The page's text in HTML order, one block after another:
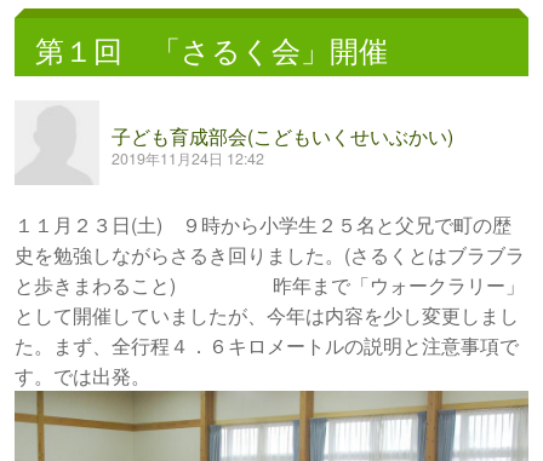
第１回 「さるく会」開催
子ども育成部会(こどもいくせいぶかい)
2019年11月24日 12:42
１１月２３日(土) ９時から小学生２５名と父兄で町の歴
史を勉強しながらさるき回りました。(さるくとはブラブラ
と歩きまわること) 昨年まで「ウォークラリー」
として開催していましたが、今年は内容を少し変更しまし
た。まず、全行程４．６キロメートルの説明と注意事項で
す。では出発。